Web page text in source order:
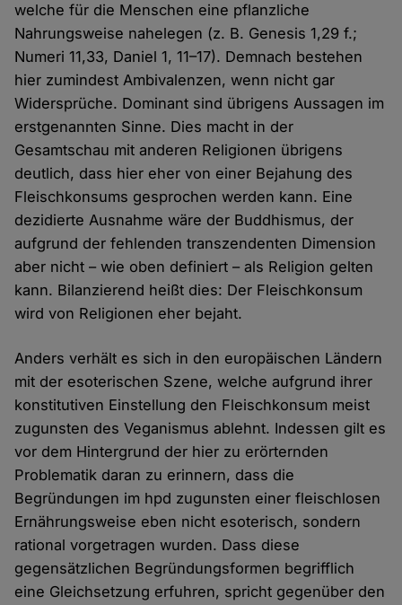
welche für die Menschen eine pflanzliche
Nahrungsweise nahelegen (z. B. Genesis 1,29 f.;
Numeri 11,33, Daniel 1, 11–17). Demnach bestehen
hier zumindest Ambivalenzen, wenn nicht gar
Widersprüche. Dominant sind übrigens Aussagen im
erstgenannten Sinne. Dies macht in der
Gesamtschau mit anderen Religionen übrigens
deutlich, dass hier eher von einer Bejahung des
Fleischkonsums gesprochen werden kann. Eine
dezidierte Ausnahme wäre der Buddhismus, der
aufgrund der fehlenden transzendenten Dimension
aber nicht – wie oben definiert – als Religion gelten
kann. Bilanzierend heißt dies: Der Fleischkonsum
wird von Religionen eher bejaht.
Anders verhält es sich in den europäischen Ländern
mit der esoterischen Szene, welche aufgrund ihrer
konstitutiven Einstellung den Fleischkonsum meist
zugunsten des Veganismus ablehnt. Indessen gilt es
vor dem Hintergrund der hier zu erörternden
Problematik daran zu erinnern, dass die
Begründungen im hpd zugunsten einer fleischlosen
Ernährungsweise eben nicht esoterisch, sondern
rational vorgetragen wurden. Dass diese
gegensätzlichen Begründungsformen begrifflich
eine Gleichsetzung erfuhren, spricht gegenüber den